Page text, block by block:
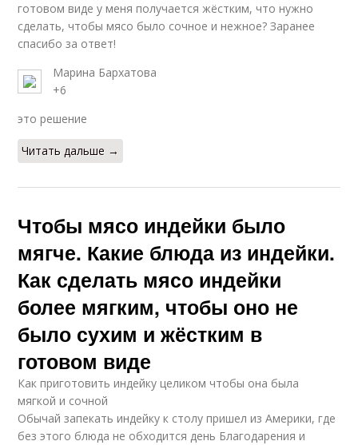
готовом виде у меня получается жёстким, что нужно
сделать, чтобы мясо было сочное и нежное? Заранее
спасибо за ответ!
Марина Бархатова
+6
это решение
Читать дальше →
Чтобы мясо индейки было
мягче. Какие блюда из индейки.
Как сделать мясо индейки
более мягким, чтобы оно не
было сухим и жёстким в
готовом виде
Как приготовить индейку целиком чтобы она была
мягкой и сочной
Обычай запекать индейку к столу пришел из Америки, где
без этого блюда не обходится день Благодарения и